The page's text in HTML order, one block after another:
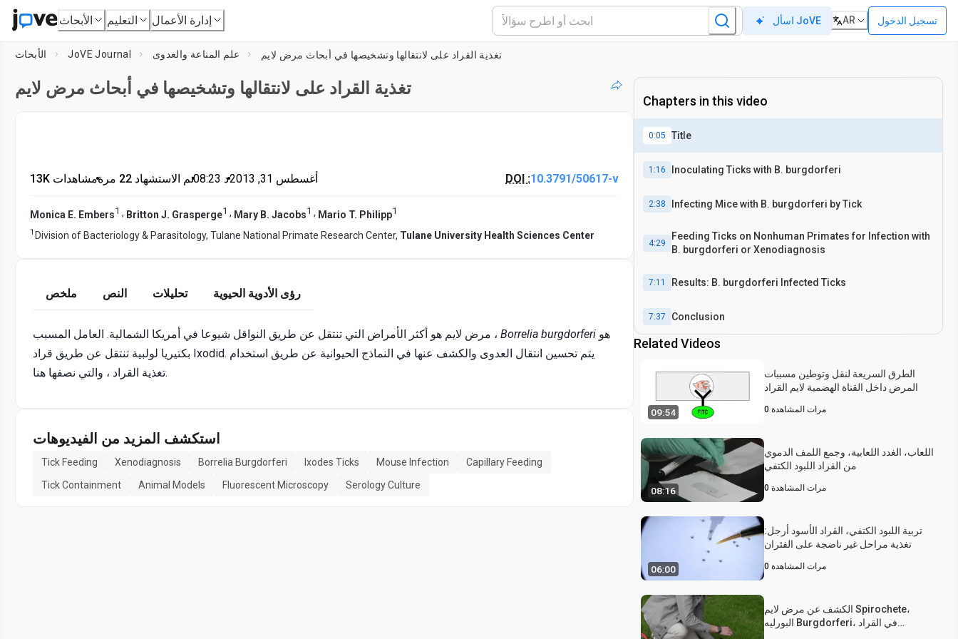
الأبحاث التعليم إدارة الأعمال اسأل JoVE AR تسجيل الدخول
الأبحاث JoVE Journal علم المناعة والعدوى تغذية القراد على لانتقالها وتشخيصها في أبحاث مرض لايم
تغذية القراد على لانتقالها وتشخيصها في أبحاث مرض لايم
13K مشاهدات• تم الاستشهاد 22 مرة•08:23 د• أغسطس 31, 2013 DOI :10.3791/50617-v
Monica E. Embers1 , Britton J. Grasperge1 , Mary B. Jacobs1 , Mario T. Philipp1
1 Division of Bacteriology & Parasitology, Tulane National Primate Research Center, Tulane University Health Sciences Center
ملخص النص تحليلات رؤى الأدوية الحيوية
مرض لايم هو أكثر الأمراض التي تنتقل عن طريق النواقل شيوعا في أمريكا الشمالية. العامل المسبب ، Borrelia burgdorferi
بكتيريا لولبية تنتقل عن طريق قراد Ixodid. يتم تحسين انتقال العدوى والكشف عنها في النماذج الحيوانية عن طريق استخدام
تغذية القراد ، والتي نصفها هنا.
استكشف المزيد من الفيديوهات
Tick Feeding Xenodiagnosis Borrelia Burgdorferi Ixodes Ticks Mouse Infection
Capillary Feeding
Tick Containment
Animal Models Fluorescent Microscopy Serology Culture
Chapters in this video
0:05 Title
1:16 Inoculating Ticks with B. burgdorferi
2:38 Infecting Mice with B. burgdorferi by Tick
4:29
Feeding Ticks on Nonhuman Primates for Infection with
B. burgdorferi or Xenodiagnosis
7:11 Results: B. burgdorferi Infected Ticks
7:37 Conclusion
Related Videos
09:54
الطرق السريعة لنقل وتوطين مسببات
المرض داخل القناة الهضمية لايم القراد
0 مرات المشاهدة
08:16
اللعاب، الغدد اللعابية، وجمع اللمف الدموي
من القراد اللبود الكتفي
0 مرات المشاهدة
06:00
تربية اللبود الكتفي، القراد الأسود أرجل:
تغذية مراحل غير ناضجة على الفئران
0 مرات المشاهدة
الكشف عن مرض لايم Spirochete،
البورليه Burgdorferi، في القراد